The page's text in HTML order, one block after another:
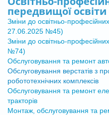
передвищої освіти
Зміни до освітньо-
27.06.2025 №45)
Зміни до освітньо-
№74)
Обслуговування та ремонт
Обслуговування верстатів з
робототехнічних комплексів
Обслуговування та ремонт
тракторів
Монтаж, обслуговування та